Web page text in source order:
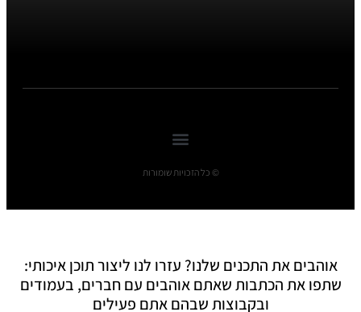
© כל הזכויות שומורות
אוהבים את התכנים שלנו? עזרו לנו ליצור תוכן איכותי:
שתפו את הכתבות שאתם אוהבים עם חברים, בעמודים
ובקבוצות שבהם אתם פעילים